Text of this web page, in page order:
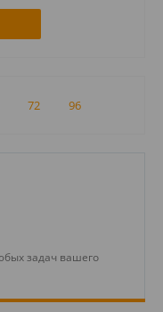
72 96
задач вашего